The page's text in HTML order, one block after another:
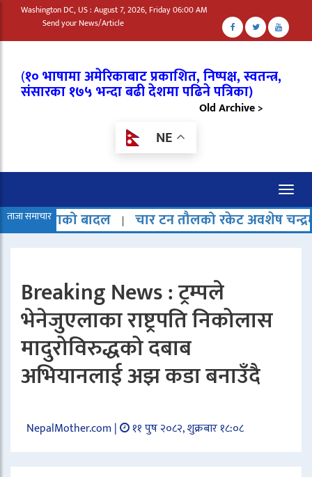
Washington DC, US : August 7, 2026, Friday 06:00 AM
Send your News/Article
(१० भाषामा अमेरिकाबाट प्रकाशित, निष्पक्ष, स्वतन्त्र,
संसारका १७५ भन्दा बढी देशमा पढिने पत्रिका)
Old Archive >
NE
ताजा समाचार
| चार टन तौलको रकेट अवशेष चन्द्रमामा
Breaking News : ट्रम्पले
भेनेजुएलाका राष्ट्रपति निकोलास
मादुरोविरुद्धको दबाब
अभियानलाई अझ कडा बनाउँदै
NepalMother.com | ११ पुष २०८२, शुक्रबार १८:०८